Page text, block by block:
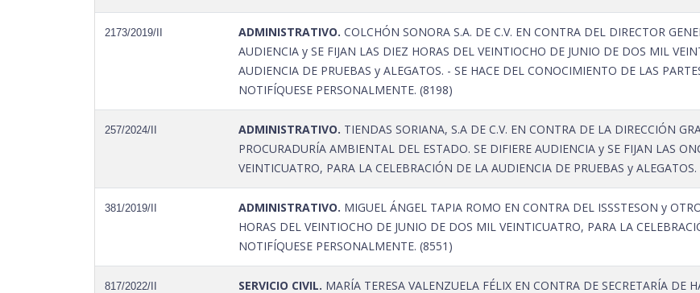
2173/2019/II ADMINISTRATIVO. COLCHÓN SONORA S.A. DE C.V. EN CONTRA DEL DIRECTOR
AUDIENCIA y SE FIJAN LAS DIEZ HORAS DEL VEINTIOCHO DE JUNIO DE DOS MIL
AUDIENCIA DE PRUEBAS y ALEGATOS. - SE HACE DEL CONOCIMIENTO DE LAS
NOTIFÍQUESE PERSONALMENTE. (8198)
257/2024/II ADMINISTRATIVO. TIENDAS SORIANA, S.A DE C.V. EN CONTRA DE LA DIRECCIÓN
PROCURADURÍA AMBIENTAL DEL ESTADO. SE DIFIERE AUDIENCIA y SE FIJAN LAS
VEINTICUATRO, PARA LA CELEBRACIÓN DE LA AUDIENCIA DE PRUEBAS y
381/2019/II ADMINISTRATIVO. MIGUEL ÁNGEL TAPIA ROMO EN CONTRA DEL ISSSTESON y
HORAS DEL VEINTIOCHO DE JUNIO DE DOS MIL VEINTICUATRO, PARA LA
NOTIFÍQUESE PERSONALMENTE. (8551)
817/2022/II SERVICIO CIVIL. MARÍA TERESA VALENZUELA FÉLIX EN CONTRA DE SECRETARÍA DE